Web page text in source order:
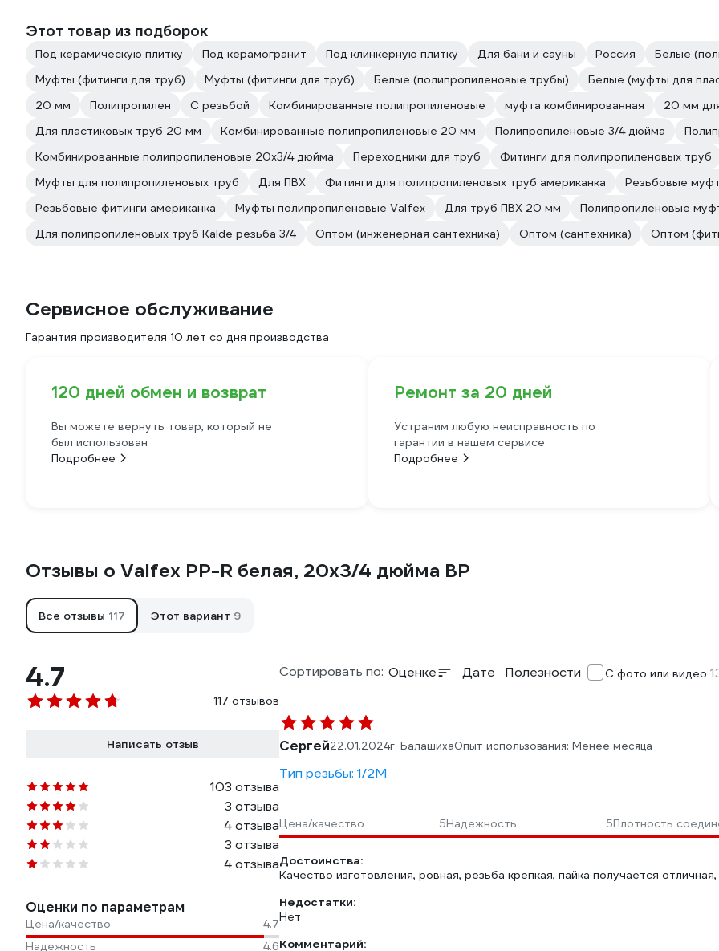
Этот товар из подборок
Под керамическую плитку Под керамогранит Под клинкерную плитку Для бани и сауны Россия
Белые
Муфты (фитинги для труб)
Муфты (фитинги для труб) Белые (полипропиленовые трубы) Белые (муфты для
20 мм
Полипропилен С резьбой Комбинированные полипропиленовые муфта комбинированная
20 мм
Для пластиковых труб 20 мм
Комбинированные полипропиленовые 20 мм Полипропиленовые 3/4 дюйма
Комбинированные полипропиленовые 20х3/4 дюйма
Переходники для труб Фитинги для полипропиленовых труб
Муфты для полипропиленовых труб
Для ПВХ Фитинги для полипропиленовых труб американка Резьбовые
Резьбовые фитинги американка
Муфты полипропиленовые Valfex Для труб ПВХ 20 мм
Полипропиленовые
Для полипропиленовых труб Kalde резьба 3/4
Оптом (инженерная сантехника) Оптом (сантехника) Оптом
Сервисное обслуживание
Гарантия производителя 10 лет со дня производства
120 дней обмен и возврат
Вы можете вернуть товар, который не
был использован
Подробнее
Ремонт за 20 дней
Устраним любую неисправность по
гарантии в нашем сервисе
Подробнее
Отзывы о Valfex PP-R белая, 20х3/4 дюйма ВР
Все отзывы 117 Этот вариант 9
4.7
117 отзывов
Написать отзыв
103 отзыва
3 отзыва
4 отзыва
3 отзыва
4 отзыва
Оценки по параметрам
Цена/качество
4.7
Надежность
4.6
Сортировать по: Оценке Дате Полезности С фото или видео
Сергей22.01.2024г. БалашихаОпыт использования: Менее месяца
Тип резьбы: 1/2M
Цена/качество 5Надежность 5Плотность
Достоинства:
Качество изготовления, ровная, резьба крепкая, пайка получается
Недостатки:
Нет
Комментарий: